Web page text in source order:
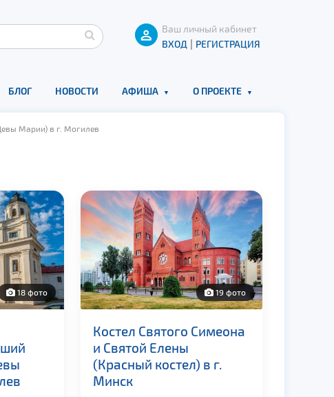
Ваш личный кабинет
ВХОД | РЕГИСТРАЦИЯ
БЛОГ НОВОСТИ АФИША О ПРОЕКТЕ
Марии) в г. Могилев
18 фото 19 фото
Костел Святого Симеона
и Святой Елены
(Красный костел) в г.
Минск